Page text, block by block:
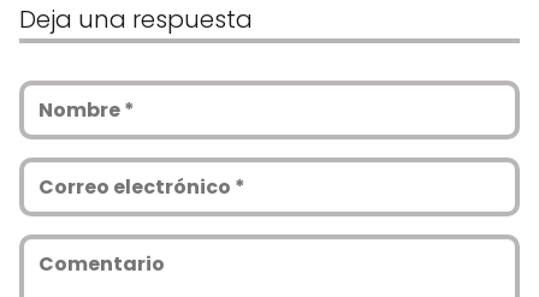
Deja una respuesta